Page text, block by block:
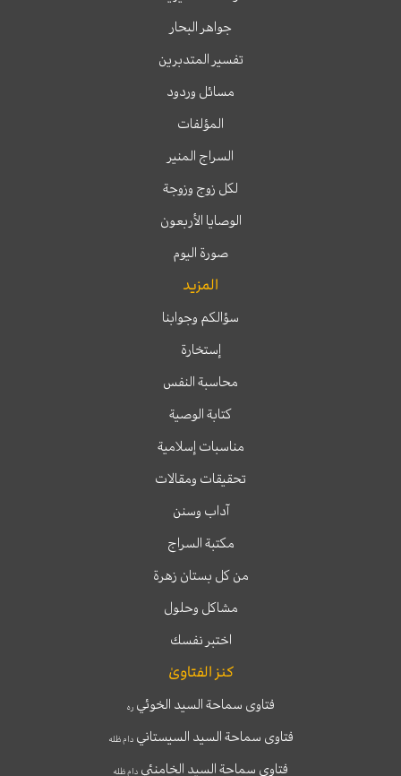
جواهر البحار
تفسير المتدبرين
مسائل وردود
المؤلفات
السراج المنير
لكل زوج وزوجة
الوصايا الأربعون
صورة اليوم
المزيد
سؤالكم وجوابنا
إستخارة
محاسبة النفس
كتابة الوصية
مناسبات إسلامية
تحقيقات ومقالات
آداب وسنن
مكتبة السراج
من كل بستان زهرة
مشاكل وحلول
اختبر نفسك
كنز الفتاوىٰ
فتاوى سماحة السيد الخوئيره
فتاوى سماحة السيد السيستانيدام ظله
فتاوى سماحة السيد الخامنئي دام ظله